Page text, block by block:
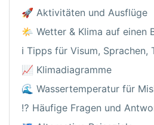
🚀 Aktivitäten und Ausflüge
🌤️ Wetter & Klima auf einen
ℹ️ Tipps für Visum, Sprachen,
📈 Klimadiagramme
🌊 Wassertemperatur für
⁉️ Häufige Fragen und